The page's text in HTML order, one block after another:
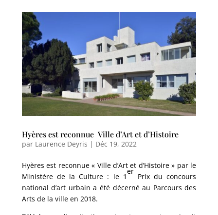
Hyères est reconnue Ville d’Art et d’Histoire
par Laurence Deyris | Déc 19, 2022
Hyères est reconnue « Ville d’Art et d’Histoire » par le
Ministère de la Culture : le 1
er
Prix du concours
national d’art urbain a été décerné au Parcours des
Arts de la ville en 2018.